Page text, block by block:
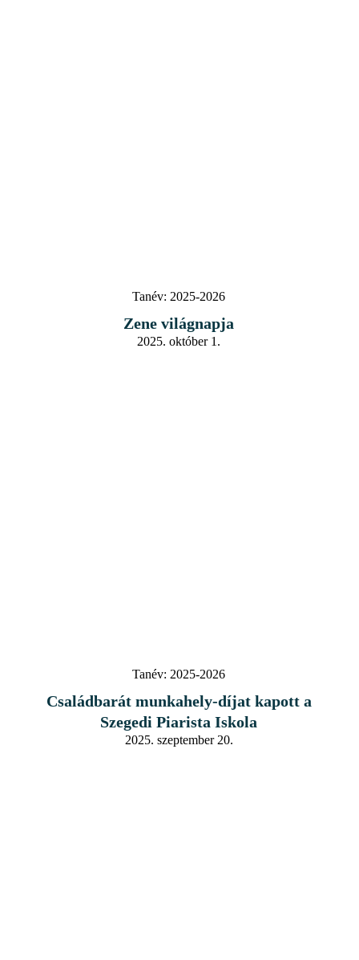
Tanév: 2025-2026
Zene világnapja
2025. október 1.
Tanév: 2025-2026
Családbarát munkahely-díjat kapott a
Szegedi Piarista Iskola
2025. szeptember 20.